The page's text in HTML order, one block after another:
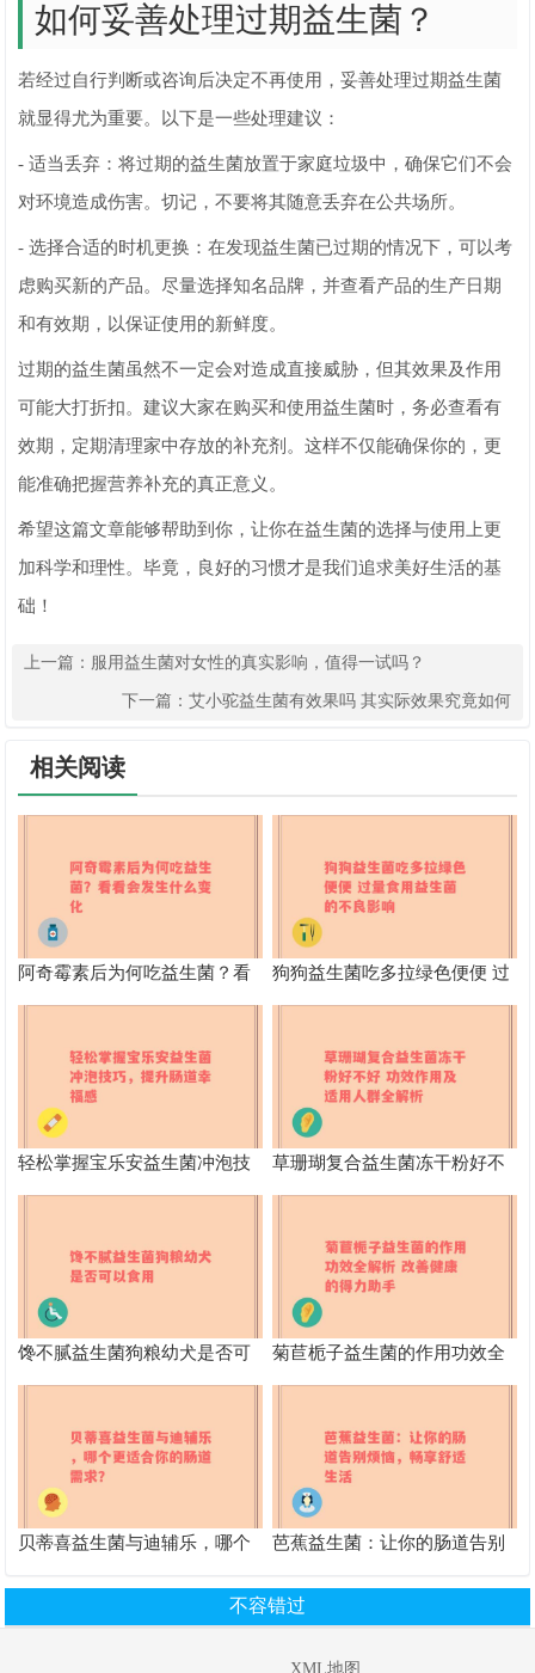
如何妥善处理过期益生菌？
若经过自行判断或咨询后决定不再使用，妥善处理过期益生菌
就显得尤为重要。以下是一些处理建议：
- 适当丢弃：将过期的益生菌放置于家庭垃圾中，确保它们不会
对环境造成伤害。切记，不要将其随意丢弃在公共场所。
- 选择合适的时机更换：在发现益生菌已过期的情况下，可以考
虑购买新的产品。尽量选择知名品牌，并查看产品的生产日期
和有效期，以保证使用的新鲜度。
过期的益生菌虽然不一定会对造成直接威胁，但其效果及作用
可能大打折扣。建议大家在购买和使用益生菌时，务必查看有
效期，定期清理家中存放的补充剂。这样不仅能确保你的，更
能准确把握营养补充的真正意义。
希望这篇文章能够帮助到你，让你在益生菌的选择与使用上更
加科学和理性。毕竟，良好的习惯才是我们追求美好生活的基
础！
上一篇： 服用益生菌对女性的真实影响，值得一试吗？
下一篇： 艾小驼益生菌有效果吗 其实际效果究竟如何
相关阅读
阿奇霉素后为何吃益生菌？看
看会发生什么变化
狗狗益生菌吃多拉绿色便便 过
量食用益生菌的不良影响
轻松掌握宝乐安益生菌冲泡技
巧，提升肠道幸福感
草珊瑚复合益生菌冻干粉好不
好 功效作用及适用人群全解析
馋不腻益生菌狗粮幼犬是否可
以食用
菊苣栀子益生菌的作用功效全
解析 改善健康的得力助手
贝蒂喜益生菌与迪辅乐，哪个
芭蕉益生菌：让你的肠道告别
不容错过
XML地图